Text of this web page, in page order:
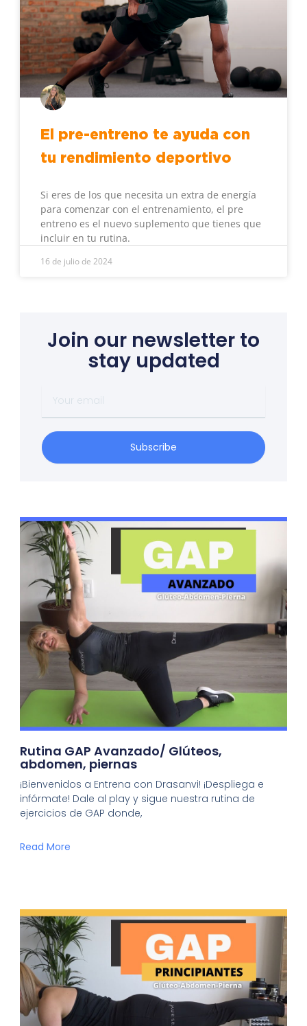
El pre-entreno te ayuda con
tu rendimiento deportivo
Si eres de los que necesita un extra de energía
para comenzar con el entrenamiento, el pre
entreno es el nuevo suplemento que tienes que
incluir en tu rutina.
16 de julio de 2024
Join our newsletter to
stay updated
email
Subscribe
Rutina GAP Avanzado/ Glúteos,
abdomen, piernas
¡Bienvenidos a Entrena con Drasanvi! ¡Despliega e
infórmate! Dale al play y sigue nuestra rutina de
ejercicios de GAP donde,
Read More